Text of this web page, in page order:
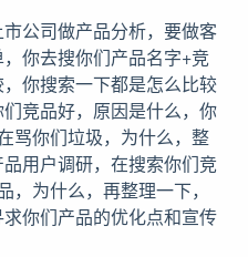
公司做产品分析，要做客
你去搜你们产品名字+竞
你搜索一下都是怎么比较
竞品好，原因是什么，你
骂你们垃圾，为什么，整
用户调研，在搜索你们竞
，为什么，再整理一下，
你们产品的优化点和宣传